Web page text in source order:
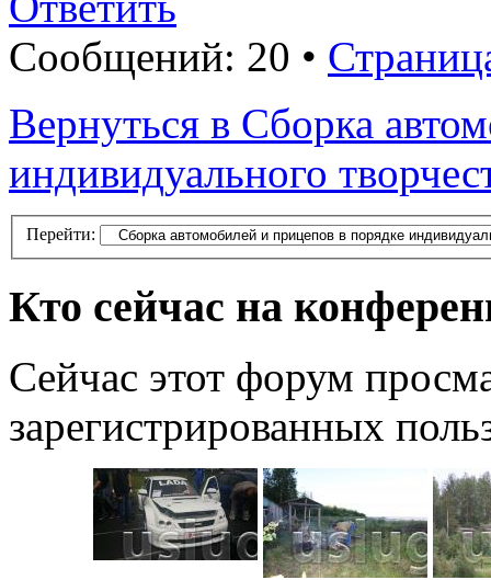
Сообщений: 20 •
Вернуться в Сборка
индивидуального
Перейти:
Кто сейчас на
Сейчас этот форум
зарегистрированных